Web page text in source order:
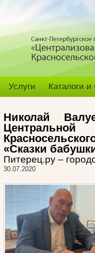
Услуги Каталоги
Николай
«Сказки
Питерец.ру –
30.07.2020